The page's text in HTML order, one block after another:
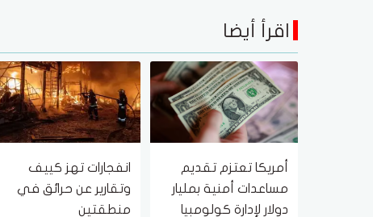
اقرأ أيضا
أمريكا تعتزم تقديم
مساعدات أمنية بمليار
دولار لإدارة كولومبيا
انفجارات تهز كييف
وتقارير عن حرائق في
منطقتين